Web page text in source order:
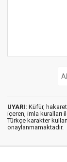
UYARI: Küfür,
içeren, imla kuralları
Türkçe karakter
onaylanmamaktadır.